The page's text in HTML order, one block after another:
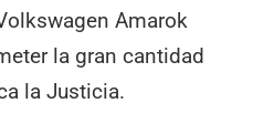
Amarok
la gran cantidad
la Justicia.